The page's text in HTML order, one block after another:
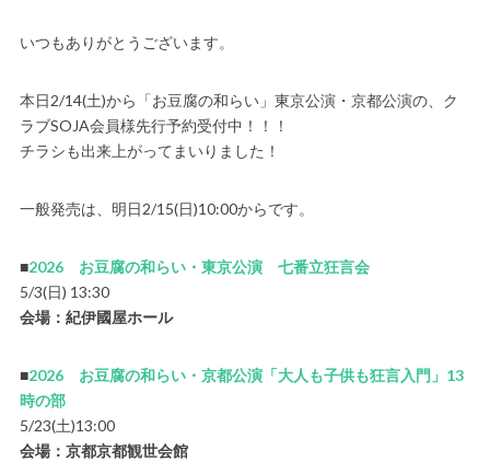
いつもありがとうございます。
本日2/14(土)から「お豆腐の和らい」東京公演・京都公演の、ク
ラブSOJA会員様先行予約受付中！！！
チラシも出来上がってまいりました！
一般発売は、明日2/15(日)10:00からです。
■2026 お豆腐の和らい・東京公演 七番立狂言会
5/3(日) 13:30
会場：紀伊國屋ホール
■2026 お豆腐の和らい・京都公演「大人も子供も狂言入門」13
時の部
5/23(土)13:00
会場：京都京都観世会館